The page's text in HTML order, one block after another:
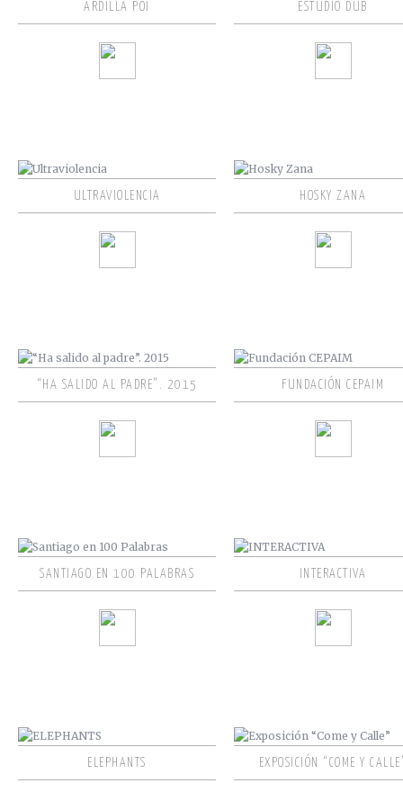
ARDILLA POI ESTUDIO DUB
ULTRAVIOLENCIA HOSKY ZANA
“HA SALIDO AL PADRE”. 2015 FUNDACIÓN CEPAIM
SANTIAGO EN 100 PALABRAS INTERACTIVA
ELEPHANTS EXPOSICIÓN “COME Y